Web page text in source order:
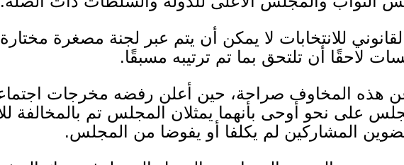
للانتخابات لا يمكن أن يتم عبر لجنة مصغرة
لاحقًا أن تلتحق بما تم ترتيبه مسبقًا.
هذه المخاوف صراحة، حين أعلن رفضه مخرجات
على نحو أوحى بأنهما يمثلان المجلس تم بالمخالفة
المشاركين لم يكلفا أو يفوضا من المجلس.